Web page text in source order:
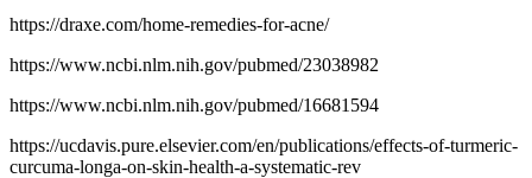
https://draxe.com/home-remedies-for-acne/
https://www.ncbi.nlm.nih.gov/pubmed/23038982
https://www.ncbi.nlm.nih.gov/pubmed/16681594
https://ucdavis.pure.elsevier.com/en/publications/effects-of-turmeric-
curcuma-longa-on-skin-health-a-systematic-rev